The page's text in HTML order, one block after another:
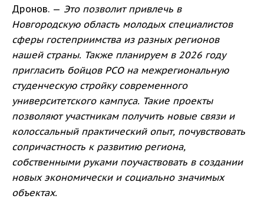
Дронов. — Это позволит привлечь в
Новгородскую область молодых специалистов
сферы гостеприимства из разных регионов
нашей страны. Также планируем в 2026 году
пригласить бойцов РСО на межрегиональную
студенческую стройку современного
университетского кампуса. Такие проекты
позволяют участникам получить новые связи и
колоссальный практический опыт, почувствовать
сопричастность к развитию региона,
собственными руками поучаствовать в создании
новых экономически и социально значимых
объектах.